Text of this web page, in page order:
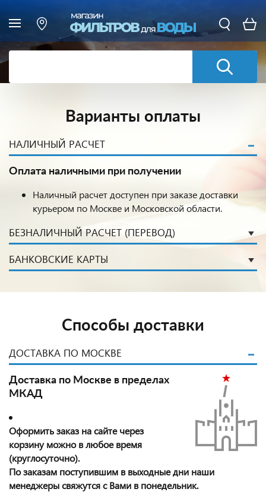
Варианты оплаты
НАЛИЧНЫЙ РАСЧЕТ
Оплата наличными при получении
Наличный расчет доступен при заказе доставки
курьером по Москве и Московской области.
БЕЗНАЛИЧНЫЙ РАСЧЕТ (ПЕРЕВОД)
БАНКОВСКИЕ КАРТЫ
Способы доставки
ДОСТАВКА ПО МОСКВЕ
Доставка по Москве в пределах
МКАД
Оформить заказ на сайте через
корзину можно в любое время
(круглосуточно).
По заказам поступившим в выходные дни наши
менеджеры свяжутся с Вами в понедельник.